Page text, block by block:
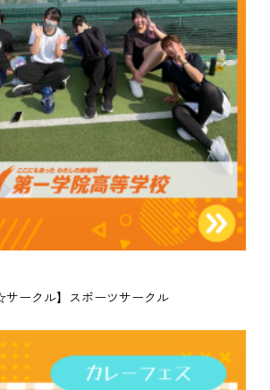
ークル】スポーツサークル